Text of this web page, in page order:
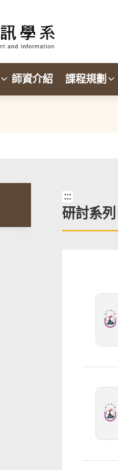
師資介紹 課程規劃
:::
研討系列